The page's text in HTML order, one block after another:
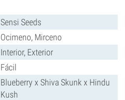
Sensi Seeds
Ocimeno, Mirceno
Interior, Exterior
Fácil
Blueberry x Shiva Skunk x Hindu
Kush